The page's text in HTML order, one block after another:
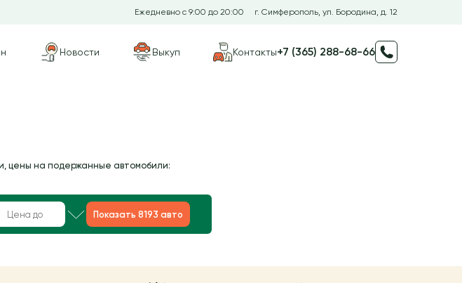
Ежедневно с 9:00 до 20:00 г. Симферополь, ул. Бородина, д. 12
Новости Выкуп Контакты+7 (365) 288-68-66
цены на подержанные автомобили:
Показать 8193 авто